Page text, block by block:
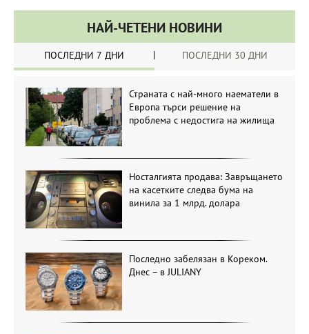
НАЙ-ЧЕТЕНИ НОВИНИ
ПОСЛЕДНИ 7 ДНИ ПОСЛЕДНИ 30 ДНИ
Страната с най-много наематели в
Европа търси решение на
проблема с недостига на жилища
Носталгията продава: Завръщането
на касетките следва бума на
винила за 1 млрд. долара
Последно забелязан в Кореком.
Днес – в JULIANY